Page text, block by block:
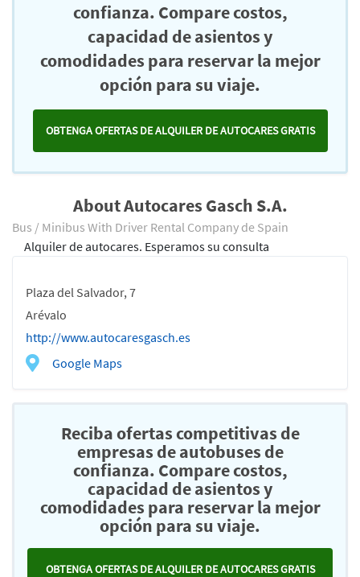
confianza. Compare costos,
capacidad de asientos y
comodidades para reservar la mejor
opción para su viaje.
OBTENGA OFERTAS DE ALQUILER DE AUTOCARES GRATIS
About Autocares Gasch S.A.
Bus / Minibus With Driver Rental Company de Spain
Plaza del Salvador, 7
Arévalo
http://www.autocaresgasch.es
Google Maps
Alquiler de autocares. Esperamos su consulta
Reciba ofertas competitivas de
empresas de autobuses de
confianza. Compare costos,
capacidad de asientos y
comodidades para reservar la mejor
opción para su viaje.
OBTENGA OFERTAS DE ALQUILER DE AUTOCARES GRATIS